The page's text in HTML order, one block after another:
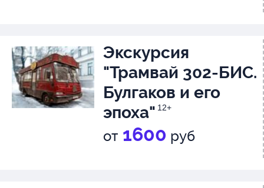
Экскурсия
"Трамвай 302-БИС.
Булгаков и его
эпоха" 12+
от 1600 руб